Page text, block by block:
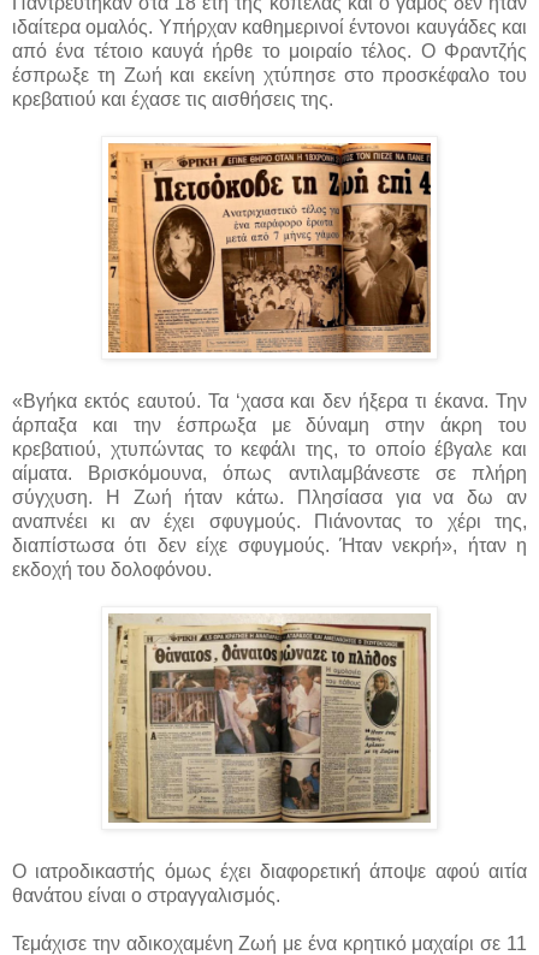
ιδαίτερα ομαλός. Υπήρχαν καθημερινοί έντονοι καυγάδες και
από ένα τέτοιο καυγά ήρθε το μοιραίο τέλος. Ο Φραντζής
έσπρωξε τη Ζωή και εκείνη χτύπησε στο προσκέφαλο του
κρεβατιού και έχασε τις αισθήσεις της.
«Βγήκα εκτός εαυτού. Τα ‘χασα και δεν ήξερα τι έκανα. Την
άρπαξα και την έσπρωξα με δύναμη στην άκρη του
κρεβατιού, χτυπώντας το κεφάλι της, το οποίο έβγαλε και
αίματα. Βρισκόμουνα, όπως αντιλαμβάνεστε σε πλήρη
σύγχυση. Η Ζωή ήταν κάτω. Πλησίασα για να δω αν
αναπνέει κι αν έχει σφυγμούς. Πιάνοντας το χέρι της,
διαπίστωσα ότι δεν είχε σφυγμούς. Ήταν νεκρή», ήταν η
εκδοχή του δολοφόνου.
Ο ιατροδικαστής όμως έχει διαφορετική άποψε αφού αιτία
θανάτου είναι ο στραγγαλισμός.
Τεμάχισε την αδικοχαμένη Ζωή με ένα κρητικό μαχαίρι σε 11